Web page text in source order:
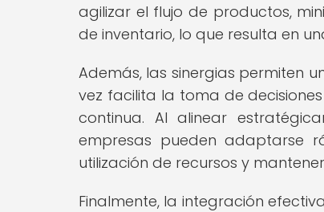
agilizar el flujo de productos,
de inventario, lo que resulta en
Además, las sinergias permiten
vez facilita la toma de
continua. Al alinear
empresas pueden adaptarse
utilización de recursos y
Finalmente, la integración